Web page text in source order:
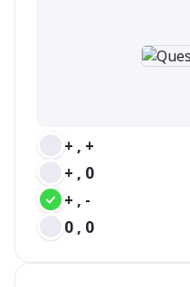
+ , +
+ , 0
+ , -
0 , 0